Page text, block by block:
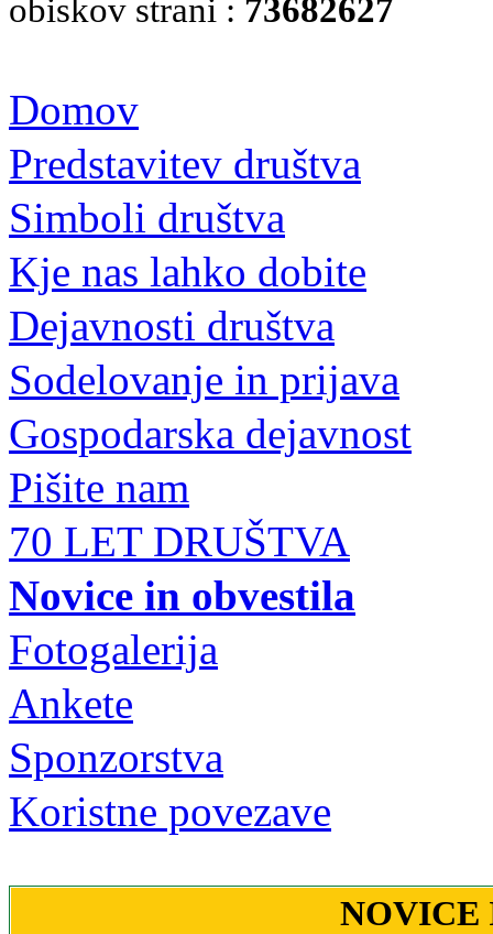
obiskov strani : 73682627
Domov
Predstavitev društva
Simboli društva
Kje nas lahko dobite
Dejavnosti društva
Sodelovanje in prijava
Gospodarska dejavnost
Pišite nam
70 LET DRUŠTVA
Novice in obvestila
Fotogalerija
Ankete
Sponzorstva
Koristne povezave
NOVICE